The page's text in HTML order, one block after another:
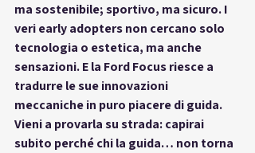
ma sostenibile; sportivo, ma sicuro. I
veri early adopters non cercano solo
tecnologia o estetica, ma anche
sensazioni. E la Ford Focus riesce a
tradurre le sue innovazioni
meccaniche in puro piacere di guida.
Vieni a provarla su strada: capirai
subito perché chi la guida… non torna